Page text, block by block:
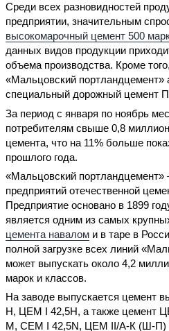
Среди всех разновидностей
предприятии, значительным
высокомарочный цемент 500
данных видов продукции
объема производства. Кроме
«Мальцовский портландцемент»
специальный дорожный цемент
За период с января по ноябрь
потребителям свыше 0,8
цемента, что на 11% больше
прошлого года.
«Мальцовский
предприятий отечественной
Предприятие основано в 1899
является одним из самых
цемента навалом и в таре в
полной загрузке всех линий
может выпускать около 4,2
марок и классов.
На заводе выпускается цемент
Н, ЦЕМ I 42,5Н, а также
М, СЕМ I 42,5N, ЦЕМ II/А-К (Ш-П)